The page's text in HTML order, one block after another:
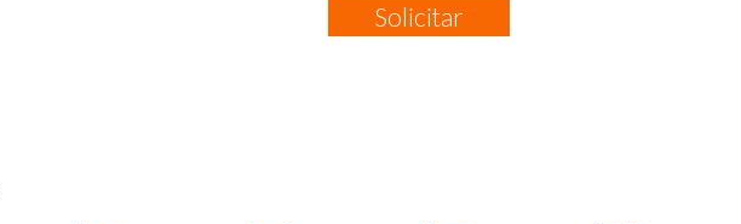
Solicitar